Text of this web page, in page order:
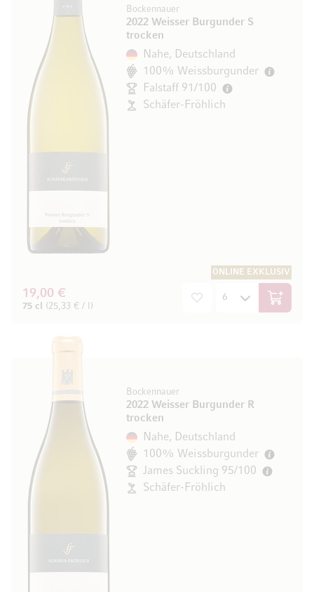
Bockennauer
2022 Weisser Burgunder S
trocken
Nahe, Deutschland
100% Weissburgunder
Falstaff 91/100
Schäfer-Fröhlich
ONLINE EXKLUSIV
19,00 €
75 cl (25,33 € / l) In den
Bockennauer
2022 Weisser Burgunder R
trocken
Nahe, Deutschland
100% Weissburgunder
James Suckling 95/100
Schäfer-Fröhlich